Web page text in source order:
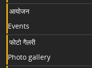
आयोजन
Events
फोटो गैलरी
Photo gallery